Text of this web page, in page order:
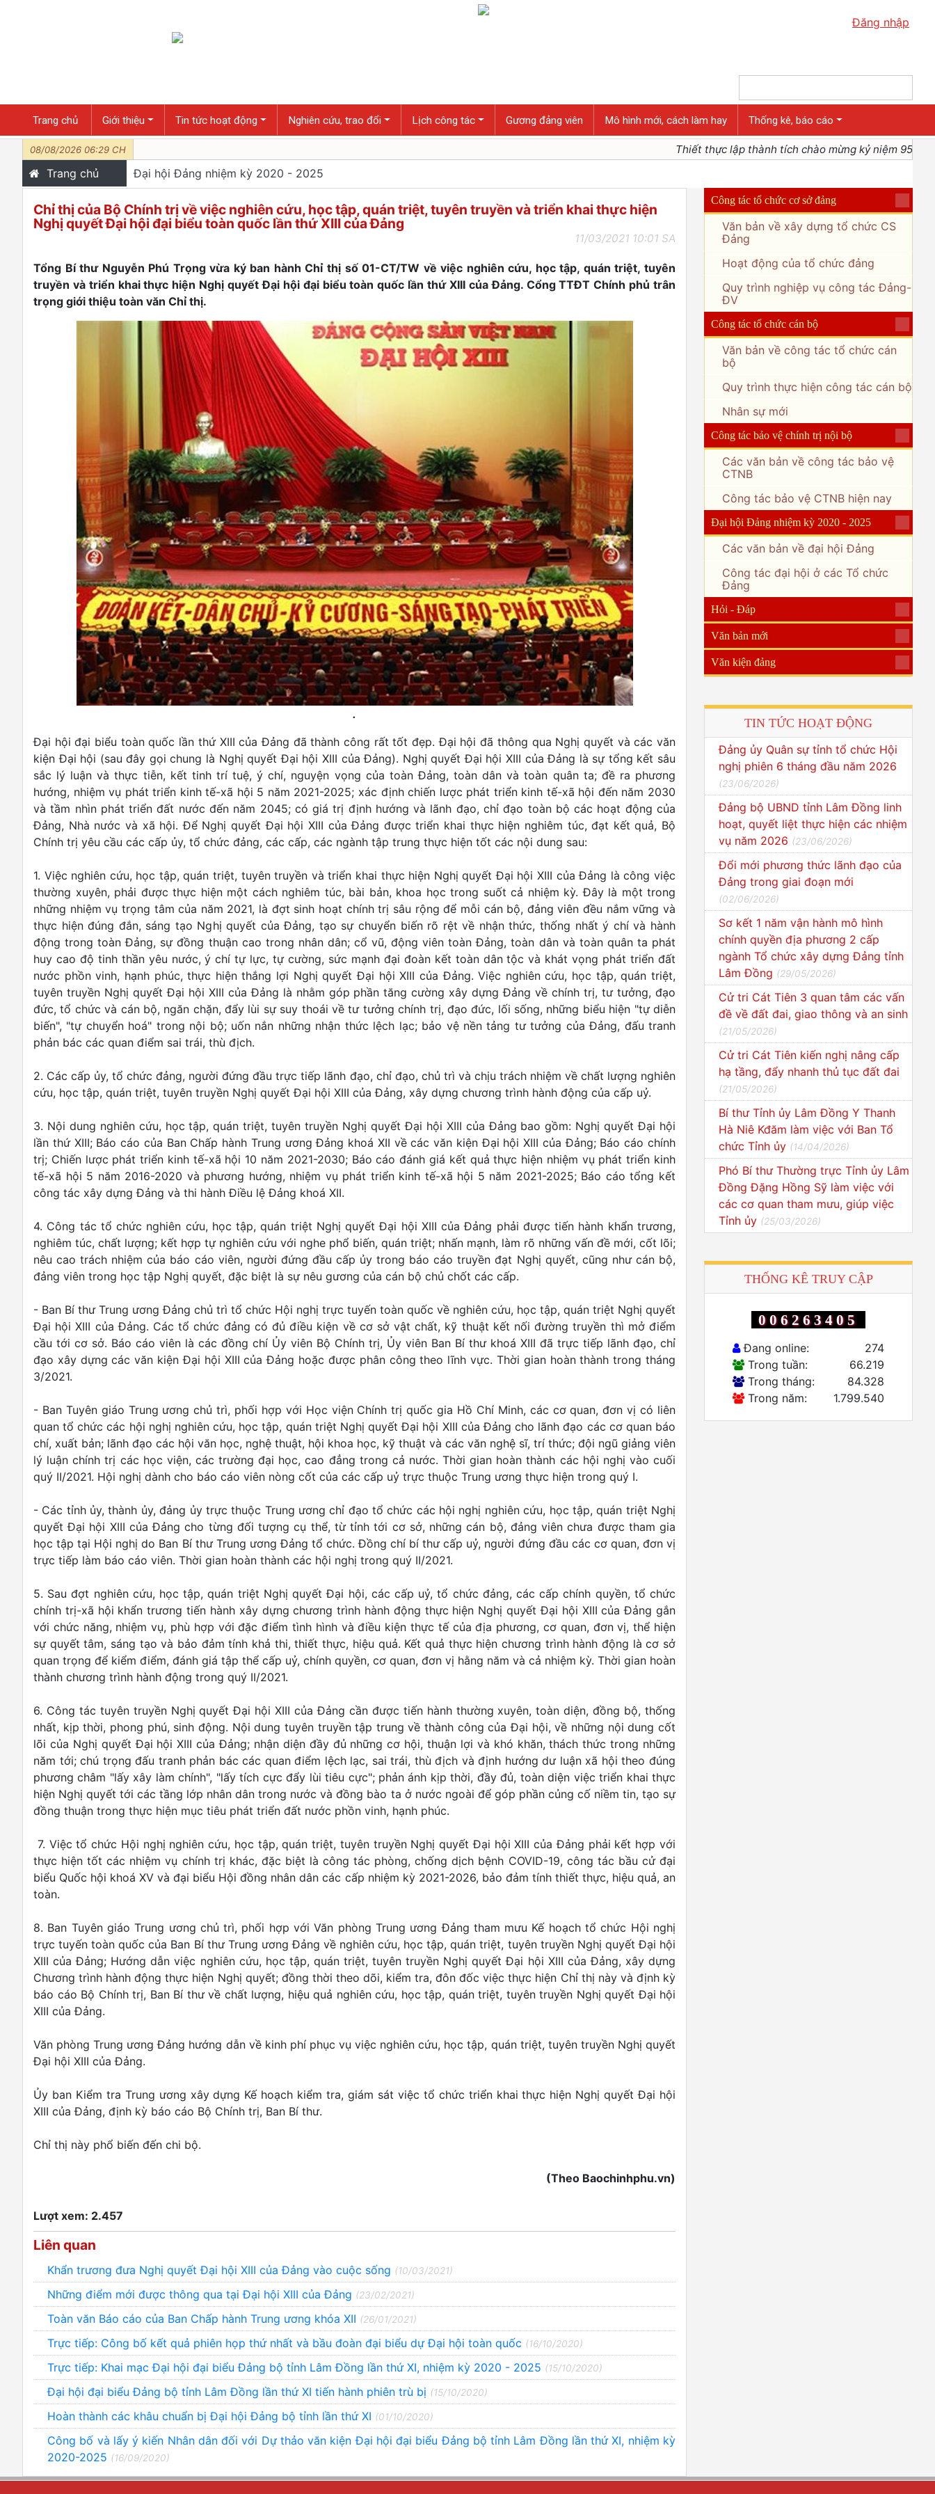
Đăng nhập
08/08/2026 06:29 CH
Trang chủ Giới thiệu Tin tức hoạt động Nghiên cứu, trao đổi Lịch công tác Gương đảng viên Mô hình mới, cách làm hay Thống kê, báo cáo
Thiết thực lập thành tích chào mừng kỷ niệm 95 năm
Trang chủ Đại hội Đảng nhiệm kỳ 2020 - 2025
Chỉ thị của Bộ Chính trị về việc nghiên cứu, học tập, quán triệt, tuyên truyền và triển khai thực hiện
Nghị quyết Đại hội đại biểu toàn quốc lần thứ XIII của Đảng
11/03/2021 10:01 SA
Tổng Bí thư Nguyễn Phú Trọng vừa ký ban hành Chỉ thị số 01-CT/TW về việc nghiên cứu, học tập, quán triệt, tuyên
truyền và triển khai thực hiện Nghị quyết Đại hội đại biểu toàn quốc lần thứ XIII của Đảng. Cổng TTĐT Chính phủ trân
trọng giới thiệu toàn văn Chỉ thị.
.
Đại hội đại biểu toàn quốc lần thứ XIII của Đảng đã thành công rất tốt đẹp. Đại hội đã thông qua Nghị quyết và các văn
kiện Đại hội (sau đây gọi chung là Nghị quyết Đại hội XIII của Đảng). Nghị quyết Đại hội XIII của Đảng là sự tổng kết sâu
sắc lý luận và thực tiễn, kết tinh trí tuệ, ý chí, nguyện vọng của toàn Đảng, toàn dân và toàn quân ta; đề ra phương
hướng, nhiệm vụ phát triển kinh tế-xã hội 5 năm 2021-2025; xác định chiến lược phát triển kinh tế-xã hội đến năm 2030
và tầm nhìn phát triển đất nước đến năm 2045; có giá trị định hướng và lãnh đạo, chỉ đạo toàn bộ các hoạt động của
Đảng, Nhà nước và xã hội. Để Nghị quyết Đại hội XIII của Đảng được triển khai thực hiện nghiêm túc, đạt kết quả, Bộ
Chính trị yêu cầu các cấp ủy, tổ chức đảng, các cấp, các ngành tập trung thực hiện tốt các nội dung sau:
1. Việc nghiên cứu, học tập, quán triệt, tuyên truyền và triển khai thực hiện Nghị quyết Đại hội XIII của Đảng là công việc
thường xuyên, phải được thực hiện một cách nghiêm túc, bài bản, khoa học trong suốt cả nhiệm kỳ. Đây là một trong
những nhiệm vụ trọng tâm của năm 2021, là đợt sinh hoạt chính trị sâu rộng để mỗi cán bộ, đảng viên đều nắm vững và
thực hiện đúng đắn, sáng tạo Nghị quyết của Đảng, tạo sự chuyển biến rõ rệt về nhận thức, thống nhất ý chí và hành
động trong toàn Đảng, sự đồng thuận cao trong nhân dân; cổ vũ, động viên toàn Đảng, toàn dân và toàn quân ta phát
huy cao độ tinh thần yêu nước, ý chí tự lực, tự cường, sức mạnh đại đoàn kết toàn dân tộc và khát vọng phát triển đất
nước phồn vinh, hạnh phúc, thực hiện thắng lợi Nghị quyết Đại hội XIII của Đảng. Việc nghiên cứu, học tập, quán triệt,
tuyên truyền Nghị quyết Đại hội XIII của Đảng là nhằm góp phần tăng cường xây dựng Đảng về chính trị, tư tưởng, đạo
đức, tổ chức và cán bộ, ngăn chặn, đẩy lùi sự suy thoái về tư tưởng chính trị, đạo đức, lối sống, những biểu hiện "tự diễn
biến", "tự chuyển hoá" trong nội bộ; uốn nắn những nhận thức lệch lạc; bảo vệ nền tảng tư tưởng của Đảng, đấu tranh
phản bác các quan điểm sai trái, thù địch.
2. Các cấp ủy, tổ chức đảng, người đứng đầu trực tiếp lãnh đạo, chỉ đạo, chủ trì và chịu trách nhiệm về chất lượng nghiên
cứu, học tập, quán triệt, tuyên truyền Nghị quyết Đại hội XIII của Đảng, xây dựng chương trình hành động của cấp uỷ.
3. Nội dung nghiên cứu, học tập, quán triệt, tuyên truyền Nghị quyết Đại hội XIII của Đảng bao gồm: Nghị quyết Đại hội
lần thứ XIII; Báo cáo của Ban Chấp hành Trung ương Đảng khoá XII về các văn kiện Đại hội XIII của Đảng; Báo cáo chính
trị; Chiến lược phát triển kinh tế-xã hội 10 năm 2021-2030; Báo cáo đánh giá kết quả thực hiện nhiệm vụ phát triển kinh
tế-xã hội 5 năm 2016-2020 và phương hướng, nhiệm vụ phát triển kinh tế-xã hội 5 năm 2021-2025; Báo cáo tổng kết
công tác xây dựng Đảng và thi hành Điều lệ Đảng khoá XII.
4. Công tác tổ chức nghiên cứu, học tập, quán triệt Nghị quyết Đại hội XIII của Đảng phải được tiến hành khẩn trương,
nghiêm túc, chất lượng; kết hợp tự nghiên cứu với nghe phổ biến, quán triệt; nhấn mạnh, làm rõ những vấn đề mới, cốt lõi;
nêu cao trách nhiệm của báo cáo viên, người đứng đầu cấp ủy trong báo cáo truyền đạt Nghị quyết, cũng như cán bộ,
đảng viên trong học tập Nghị quyết, đặc biệt là sự nêu gương của cán bộ chủ chốt các cấp.
- Ban Bí thư Trung ương Đảng chủ trì tổ chức Hội nghị trực tuyến toàn quốc về nghiên cứu, học tập, quán triệt Nghị quyết
Đại hội XIII của Đảng. Các tổ chức đảng có đủ điều kiện về cơ sở vật chất, kỹ thuật kết nối đường truyền thì mở điểm
cầu tới cơ sở. Báo cáo viên là các đồng chí Ủy viên Bộ Chính trị, Ủy viên Ban Bí thư khoá XIII đã trực tiếp lãnh đạo, chỉ
đạo xây dựng các văn kiện Đại hội XIII của Đảng hoặc được phân công theo lĩnh vực. Thời gian hoàn thành trong tháng
3/2021.
- Ban Tuyên giáo Trung ương chủ trì, phối hợp với Học viện Chính trị quốc gia Hồ Chí Minh, các cơ quan, đơn vị có liên
quan tổ chức các hội nghị nghiên cứu, học tập, quán triệt Nghị quyết Đại hội XIII của Đảng cho lãnh đạo các cơ quan báo
chí, xuất bản; lãnh đạo các hội văn học, nghệ thuật, hội khoa học, kỹ thuật và các văn nghệ sĩ, trí thức; đội ngũ giảng viên
lý luận chính trị các học viện, các trường đại học, cao đẳng trong cả nước. Thời gian hoàn thành các hội nghị vào cuối
quý II/2021. Hội nghị dành cho báo cáo viên nòng cốt của các cấp uỷ trực thuộc Trung ương thực hiện trong quý I.
- Các tỉnh ủy, thành ủy, đảng ủy trực thuộc Trung ương chỉ đạo tổ chức các hội nghị nghiên cứu, học tập, quán triệt Nghị
quyết Đại hội XIII của Đảng cho từng đối tượng cụ thể, từ tỉnh tới cơ sở, những cán bộ, đảng viên chưa được tham gia
học tập tại Hội nghị do Ban Bí thư Trung ương Đảng tổ chức. Đồng chí bí thư cấp uỷ, người đứng đầu các cơ quan, đơn vị
trực tiếp làm báo cáo viên. Thời gian hoàn thành các hội nghị trong quý II/2021.
5. Sau đợt nghiên cứu, học tập, quán triệt Nghị quyết Đại hội, các cấp uỷ, tổ chức đảng, các cấp chính quyền, tổ chức
chính trị-xã hội khẩn trương tiến hành xây dựng chương trình hành động thực hiện Nghị quyết Đại hội XIII của Đảng gắn
với chức năng, nhiệm vụ, phù hợp với đặc điểm tình hình và điều kiện thực tế của địa phương, cơ quan, đơn vị, thể hiện
sự quyết tâm, sáng tạo và bảo đảm tính khả thi, thiết thực, hiệu quả. Kết quả thực hiện chương trình hành động là cơ sở
quan trọng để kiểm điểm, đánh giá tập thể cấp uỷ, chính quyền, cơ quan, đơn vị hằng năm và cả nhiệm kỳ. Thời gian hoàn
thành chương trình hành động trong quý II/2021.
6. Công tác tuyên truyền Nghị quyết Đại hội XIII của Đảng cần được tiến hành thường xuyên, toàn diện, đồng bộ, thống
nhất, kịp thời, phong phú, sinh động. Nội dung tuyên truyền tập trung về thành công của Đại hội, về những nội dung cốt
lõi của Nghị quyết Đại hội XIII của Đảng; nhận diện đầy đủ những cơ hội, thuận lợi và khó khăn, thách thức trong những
năm tới; chú trọng đấu tranh phản bác các quan điểm lệch lạc, sai trái, thù địch và định hướng dư luận xã hội theo đúng
phương châm "lấy xây làm chính", "lấy tích cực đẩy lùi tiêu cực"; phản ánh kịp thời, đầy đủ, toàn diện việc triển khai thực
hiện Nghị quyết tới các tầng lớp nhân dân trong nước và đồng bào ta ở nước ngoài để góp phần củng cố niềm tin, tạo sự
đồng thuận trong thực hiện mục tiêu phát triển đất nước phồn vinh, hạnh phúc.
7. Việc tổ chức Hội nghị nghiên cứu, học tập, quán triệt, tuyên truyền Nghị quyết Đại hội XIII của Đảng phải kết hợp với
thực hiện tốt các nhiệm vụ chính trị khác, đặc biệt là công tác phòng, chống dịch bệnh COVID-19, công tác bầu cử đại
biểu Quốc hội khoá XV và đại biểu Hội đồng nhân dân các cấp nhiệm kỳ 2021-2026, bảo đảm tính thiết thực, hiệu quả, an
toàn.
8. Ban Tuyên giáo Trung ương chủ trì, phối hợp với Văn phòng Trung ương Đảng tham mưu Kế hoạch tổ chức Hội nghị
trực tuyến toàn quốc của Ban Bí thư Trung ương Đảng về nghiên cứu, học tập, quán triệt, tuyên truyền Nghị quyết Đại hội
XIII của Đảng; Hướng dẫn việc nghiên cứu, học tập, quán triệt, tuyên truyền Nghị quyết Đại hội XIII của Đảng, xây dựng
Chương trình hành động thực hiện Nghị quyết; đồng thời theo dõi, kiểm tra, đôn đốc việc thực hiện Chỉ thị này và định kỳ
báo cáo Bộ Chính trị, Ban Bí thư về chất lượng, hiệu quả nghiên cứu, học tập, quán triệt, tuyên truyền Nghị quyết Đại hội
XIII của Đảng.
Văn phòng Trung ương Đảng hướng dẫn về kinh phí phục vụ việc nghiên cứu, học tập, quán triệt, tuyên truyền Nghị quyết
Đại hội XIII của Đảng.
Ủy ban Kiểm tra Trung ương xây dựng Kế hoạch kiểm tra, giám sát việc tổ chức triển khai thực hiện Nghị quyết Đại hội
XIII của Đảng, định kỳ báo cáo Bộ Chính trị, Ban Bí thư.
Chỉ thị này phổ biến đến chi bộ.
(Theo Baochinhphu.vn)
Lượt xem: 2.457
Liên quan
Khẩn trương đưa Nghị quyết Đại hội XIII của Đảng vào cuộc sống (10/03/2021)
Những điểm mới được thông qua tại Đại hội XIII của Đảng (23/02/2021)
Toàn văn Báo cáo của Ban Chấp hành Trung ương khóa XII (26/01/2021)
Trực tiếp: Công bố kết quả phiên họp thứ nhất và bầu đoàn đại biểu dự Đại hội toàn quốc (16/10/2020)
Trực tiếp: Khai mạc Đại hội đại biểu Đảng bộ tỉnh Lâm Đồng lần thứ XI, nhiệm kỳ 2020 - 2025 (15/10/2020)
Đại hội đại biểu Đảng bộ tỉnh Lâm Đồng lần thứ XI tiến hành phiên trù bị (15/10/2020)
Hoàn thành các khâu chuẩn bị Đại hội Đảng bộ tỉnh lần thứ XI (01/10/2020)
Công bố và lấy ý kiến Nhân dân đối với Dự thảo văn kiện Đại hội đại biểu Đảng bộ tỉnh Lâm Đồng lần thứ XI, nhiệm kỳ
2020-2025 (16/09/2020)
Công tác tổ chức cơ sở đảng
Văn bản về xây dựng tổ chức CS
Đảng
Hoạt động của tổ chức đảng
Quy trình nghiệp vụ công tác Đảng-
ĐV
Công tác tổ chức cán bộ
Văn bản về công tác tổ chức cán
bộ
Quy trình thực hiện công tác cán bộ
Nhân sự mới
Công tác bảo vệ chính trị nội bộ
Các văn bản về công tác bảo vệ
CTNB
Công tác bảo vệ CTNB hiện nay
Đại hội Đảng nhiệm kỳ 2020 - 2025
Các văn bản về đại hội Đảng
Công tác đại hội ở các Tổ chức
Đảng
Hỏi - Đáp
Văn bản mới
Văn kiện đảng
TIN TỨC HOẠT ĐỘNG
Đảng ủy Quân sự tỉnh tổ chức Hội
nghị phiên 6 tháng đầu năm 2026
(23/06/2026)
Đảng bộ UBND tỉnh Lâm Đồng linh
hoạt, quyết liệt thực hiện các nhiệm
vụ năm 2026 (23/06/2026)
Đổi mới phương thức lãnh đạo của
Đảng trong giai đoạn mới
(02/06/2026)
Sơ kết 1 năm vận hành mô hình
chính quyền địa phương 2 cấp
ngành Tổ chức xây dựng Đảng tỉnh
Lâm Đồng (29/05/2026)
Cử tri Cát Tiên 3 quan tâm các vấn
đề về đất đai, giao thông và an sinh
(21/05/2026)
Cử tri Cát Tiên kiến nghị nâng cấp
hạ tầng, đẩy nhanh thủ tục đất đai
(21/05/2026)
Bí thư Tỉnh ủy Lâm Đồng Y Thanh
Hà Niê Kđăm làm việc với Ban Tổ
chức Tỉnh ủy (14/04/2026)
Phó Bí thư Thường trực Tỉnh ủy Lâm
Đồng Đặng Hồng Sỹ làm việc với
các cơ quan tham mưu, giúp việc
Tỉnh ủy (25/03/2026)
THỐNG KÊ TRUY CẬP
006263405
Đang online:
274
Trong tuần:
66.219
Trong tháng:
84.328
Trong năm:
1.799.540